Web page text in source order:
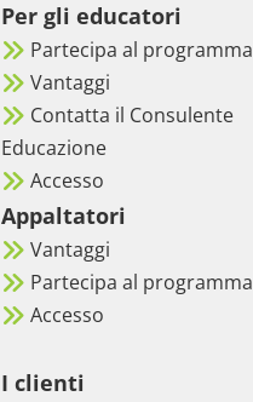
Per gli educatori
Partecipa al programma
Vantaggi
Contatta il Consulente
Educazione
Accesso
Appaltatori
Vantaggi
Partecipa al programma
Accesso
I clienti